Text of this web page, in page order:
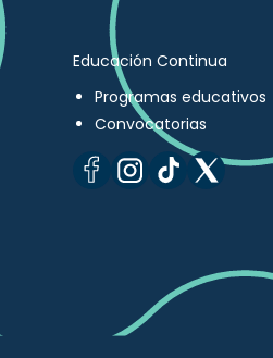
Educación Continua
Programas educativos
Convocatorias